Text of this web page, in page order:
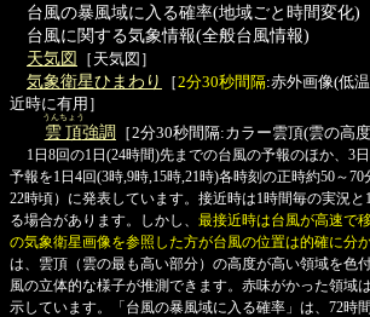
台風の暴風域に入る確率(地域ごと時間変化)
台風に関する気象情報(全般台風情報)
天気図
［天気図］
気象衛星ひまわり ［2分30秒間隔:赤外画像(低
近時に有用］
雲頂
うんちょう
強調
［2分30秒間隔:カラー雲頂(雲の高
1日8回の1日(24時間)先までの台風の予報のほか、3
予報を1日4回(3時,9時,15時,21時)各時刻の正時約50～70
22時頃）に発表しています。接近時は1時間毎の実況
る場合があります。しかし、 最接近時は台風が高速で
の気象衛星画像を参照した方が台風の位置は的確に分か
は、雲頂（雲の最も高い部分）の高度が高い領域を色
風の立体的な様子が推測できます。赤味がかった領域
示しています。「台風の暴風域に入る確率」は、72時